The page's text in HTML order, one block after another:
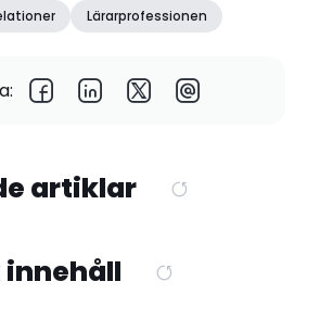
Lärarprofessionen
artiklar
innehåll